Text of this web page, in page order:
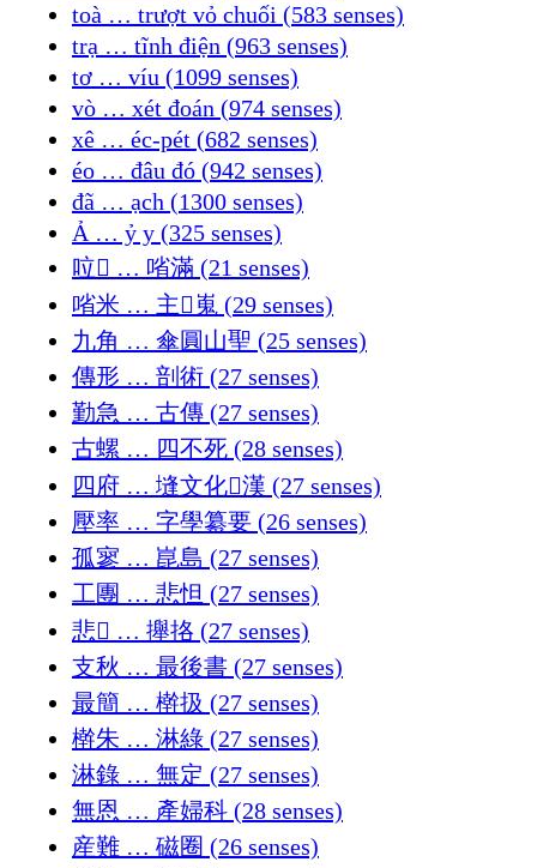
toà … trượt vỏ chuối (583 senses)
trạ … tĩnh điện (963 senses)
tơ … víu (1099 senses)
vò … xét đoán (974 senses)
xê … éc-pét (682 senses)
éo … đâu đó (942 senses)
đã … ạch (1300 senses)
Ả … ỷ y (325 senses)
㕸𠳚 … 㗂滿 (21 senses)
㗂米 … 主𠀧嵬 (29 senses)
九角 … 傘圓山聖 (25 senses)
傳形 … 剖術 (27 senses)
勤急 … 古傳 (27 senses)
古螺 … 四不死 (28 senses)
四府 … 塳文化𡨸漢 (27 senses)
壓率 … 字學纂要 (26 senses)
孤寥 … 崑島 (27 senses)
工團 … 悲怛 (27 senses)
悲𣇞 … 攑挌 (27 senses)
支秋 … 最後書 (27 senses)
最簡 … 檊扱 (27 senses)
檊朱 … 淋綠 (27 senses)
淋錄 … 無定 (27 senses)
無恩 … 產婦科 (28 senses)
産難 … 磁圈 (26 senses)